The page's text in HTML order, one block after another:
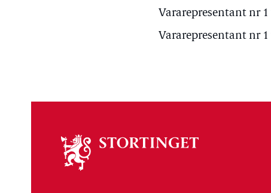
Vararepresentant nr 1
Vararepresentant nr 1
stortinget